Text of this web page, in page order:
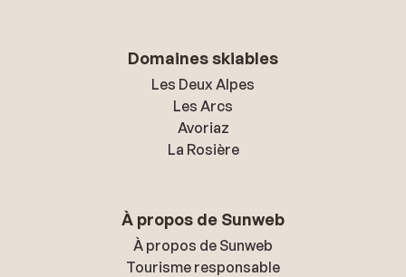
Domaines skiables
Les Deux Alpes
Les Arcs
Avoriaz
La Rosière
À propos de Sunweb
À propos de Sunweb
Tourisme responsable